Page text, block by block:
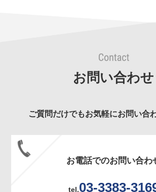
お問い合わせ
ご質問だけでもお気軽にお問い合
お電話でのお問い合わ
tel.03-3383-